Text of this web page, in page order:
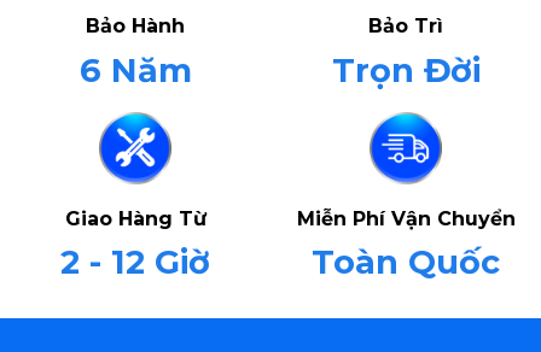
Bảo Hành
6 Năm
Bảo Trì
Trọn Đời
Giao Hàng Từ
2 - 12 Giờ
Miễn Phí Vận Chuyển
Toàn Quốc